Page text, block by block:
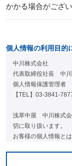
かかる場合がござい
個人情報の利用目的
中川株式会社
代表取締役社長 中
個人情報保護管理
【TEL】03-3841-
浅草中屋 中川株式会
切に取り扱います。
お客様の個人情報と